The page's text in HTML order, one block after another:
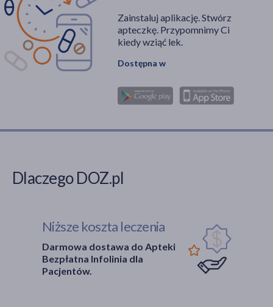
Zainstaluj aplikację. Stwórz
apteczkę. Przypomnimy Ci
kiedy wziąć lek.
Dostępna w
Dlaczego DOZ.pl
Niższe koszta leczenia
Darmowa dostawa do Apteki
Bezpłatna Infolinia dla
Pacjentów.